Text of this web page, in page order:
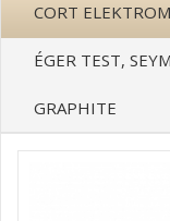
CORT
ÉGER TEST,
GRAPHITE